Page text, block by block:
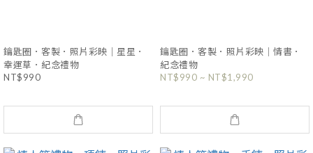
鑰匙圈．客製．照片彩映｜星星．
幸運草．紀念禮物
NT$990
鑰匙圈．客製．照片彩映｜情書．
紀念禮物
NT$990 ~ NT$1,990